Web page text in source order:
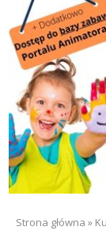
Strona główna »